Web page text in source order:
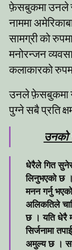
फ़ेसबुकमा उनले
नाममा
सामग्री को
मनोरन्जन
कलाकारको
उनले फ़ेसबुकमा
पुग्ने सबै प्रति
उनको
धेरैले गित
लिनुभएको छ
मनन गर्नु
अलिकतिले
छ । यति धेरै
सिर्जनामा
अमुल्य छ ।